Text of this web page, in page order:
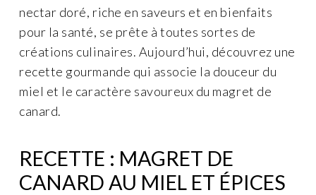
nectar doré, riche en saveurs et en bienfaits
pour la santé, se prête à toutes sortes de
créations culinaires. Aujourd’hui, découvrez une
recette gourmande qui associe la douceur du
miel et le caractère savoureux du magret de
canard.
RECETTE : MAGRET DE
CANARD AU MIEL ET ÉPICES